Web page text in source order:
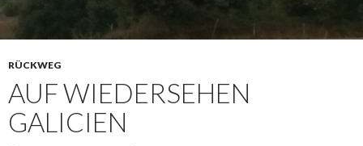
RÜCKWEG
AUF WIEDERSEHEN
GALICIEN